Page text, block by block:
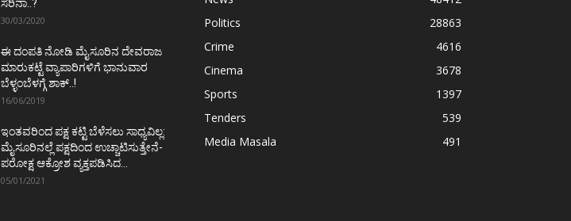
ಸರಿನಾ..?
30/03/2020
ಈ ದಂಪತಿ ನೋಡಿ ಮೈಸೂರಿನ ದೇವರಾಜ
ಮಾರುಕಟ್ಟೆ ವ್ಯಾಪಾರಿಗಳಿಗೆ ಭಾನುವಾರ
ಬೆಳ್ಳಂಬೆಳಗ್ಗೆ ಶಾಕ್..!
16/06/2019
ಇಂತವರಿಂದ ಪಕ್ಷ ಕಟ್ಟಿ ಬೆಳೆಸಲು ಸಾಧ್ಯವಿಲ್ಲ:
ಮೈಸೂರಿನಲ್ಲೆ ಪಕ್ಷದಿಂದ ಉಚ್ಚಾಟಿಸುತ್ತೇನೆ-
ಪರೋಕ್ಷ ಆಕ್ರೋಶ ವ್ಯಕ್ತಪಡಿಸಿದ...
05/01/2021
Politics
28863
Crime
4616
Cinema
3678
Sports
1397
Tenders
539
Media Masala
491